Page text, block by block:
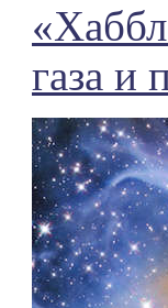
газа и